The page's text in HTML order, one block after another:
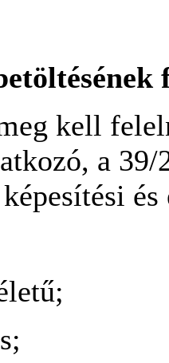
kell
a